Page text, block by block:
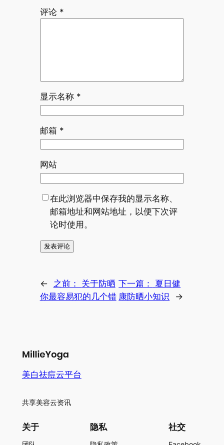
评论 *
显示名称 *
邮箱 *
网站
在此浏览器中保存我的显示名称、
邮箱地址和网站地址，以便下次评
论时使用。
← 之前： 关于防晒
你最容易犯的几个错
下一篇：
夏日健
康防晒小知识
→
美白祛痘云平台
共享美容云资讯
关于 隐私 社交